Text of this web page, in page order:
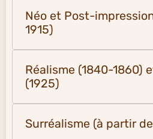
Néo et Post-
1915)
Réalisme (1840-1860)
(1925)
Surréalisme (à partir